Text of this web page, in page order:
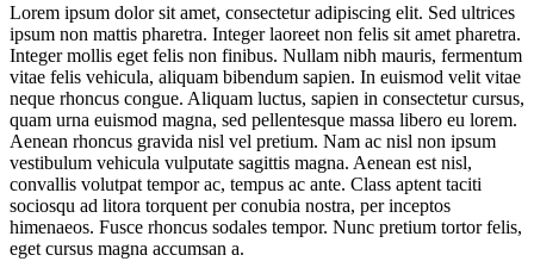
Lorem ipsum dolor sit amet, consectetur adipiscing elit. Sed ultrices
ipsum non mattis pharetra. Integer laoreet non felis sit amet pharetra.
Integer mollis eget felis non finibus. Nullam nibh mauris, fermentum
vitae felis vehicula, aliquam bibendum sapien. In euismod velit vitae
neque rhoncus congue. Aliquam luctus, sapien in consectetur cursus,
quam urna euismod magna, sed pellentesque massa libero eu lorem.
Aenean rhoncus gravida nisl vel pretium. Nam ac nisl non ipsum
vestibulum vehicula vulputate sagittis magna. Aenean est nisl,
convallis volutpat tempor ac, tempus ac ante. Class aptent taciti
sociosqu ad litora torquent per conubia nostra, per inceptos
himenaeos. Fusce rhoncus sodales tempor. Nunc pretium tortor felis,
eget cursus magna accumsan a.